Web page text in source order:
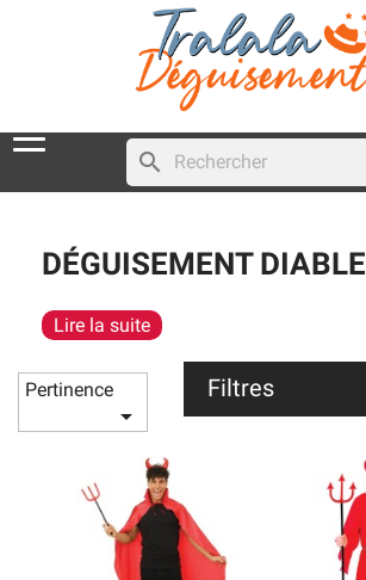
search
DÉGUISEMENT DIABLE
Lire la suite
Pertinence

Filtres